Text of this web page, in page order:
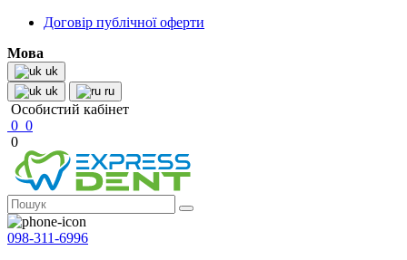
Договір публічної оферти
Мова
uk
uk
ru
Особистий кабінет
0 0
0
098-311-6996